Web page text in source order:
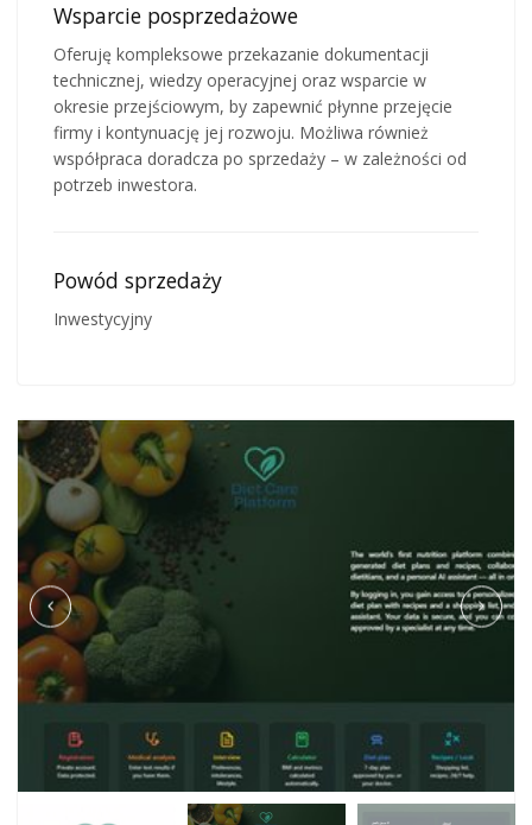
Wsparcie posprzedażowe
Oferuję kompleksowe przekazanie dokumentacji
technicznej, wiedzy operacyjnej oraz wsparcie w
okresie przejściowym, by zapewnić płynne przejęcie
firmy i kontynuację jej rozwoju. Możliwa również
współpraca doradcza po sprzedaży – w zależności od
potrzeb inwestora.
Powód sprzedaży
Inwestycyjny